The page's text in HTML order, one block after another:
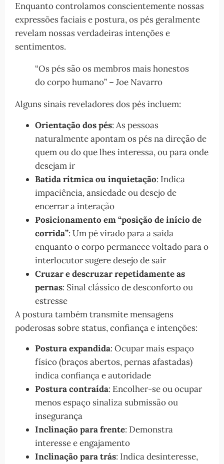
Enquanto controlamos conscientemente nossas
expressões faciais e postura, os pés geralmente
revelam nossas verdadeiras intenções e
sentimentos.
“Os pés são os membros mais honestos
do corpo humano” – Joe Navarro
Alguns sinais reveladores dos pés incluem:
Orientação dos pés: As pessoas
naturalmente apontam os pés na direção de
quem ou do que lhes interessa, ou para onde
desejam ir
Batida rítmica ou inquietação: Indica
impaciência, ansiedade ou desejo de
encerrar a interação
Posicionamento em “posição de início de
corrida”: Um pé virado para a saída
enquanto o corpo permanece voltado para o
interlocutor sugere desejo de sair
Cruzar e descruzar repetidamente as
pernas: Sinal clássico de desconforto ou
estresse
A postura também transmite mensagens
poderosas sobre status, confiança e intenções:
Postura expandida: Ocupar mais espaço
físico (braços abertos, pernas afastadas)
indica confiança e autoridade
Postura contraída: Encolher-se ou ocupar
menos espaço sinaliza submissão ou
insegurança
Inclinação para frente: Demonstra
interesse e engajamento
Inclinação para trás: Indica desinteresse,